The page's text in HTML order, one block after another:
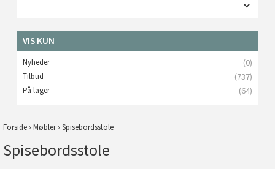
VIS KUN
Nyheder (0)
Tilbud (737)
På lager (64)
Forside › Møbler› Spisebordsstole
Spisebordsstole